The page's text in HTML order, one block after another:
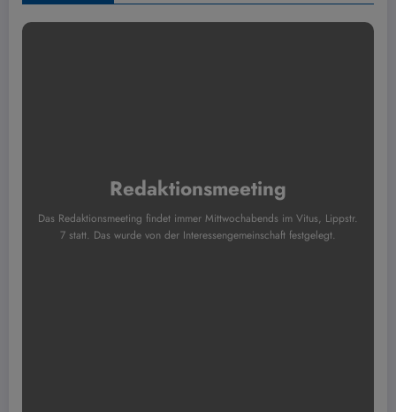
Redaktionsmeeting
Das Redaktionsmeeting findet immer Mittwochabends im Vitus, Lippstr.
7 statt. Das wurde von der Interessengemeinschaft festgelegt.